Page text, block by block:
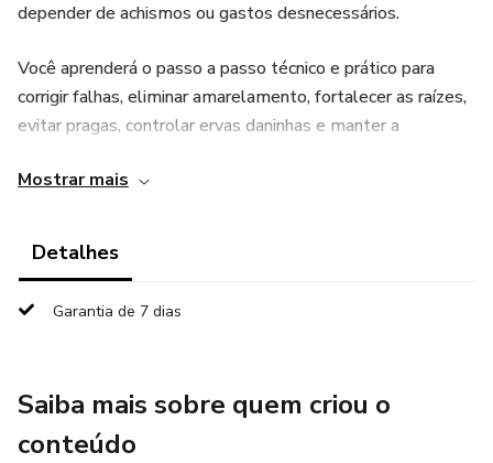
depender de achismos ou gastos desnecessários.
Você aprenderá o passo a passo técnico e prático para
corrigir falhas, eliminar amarelamento, fortalecer as raízes,
evitar pragas, controlar ervas daninhas e manter a
• Cronograma anual de cuidados (o que fazer em cada mês)
• Técnicas corretas de adubação e nutrição do solo
• Como recuperar áreas falhadas e enfraquecidas
Mostrar mais
Detalhes
Garantia de 7 dias
Saiba mais sobre quem criou o
conteúdo